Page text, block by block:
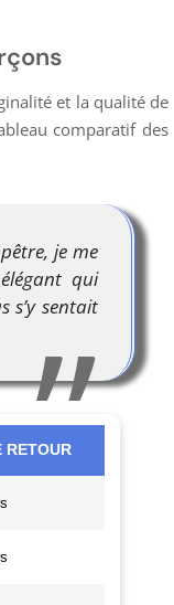
et la qualité de
comparatif des
je me
qui
s’y sentait
RETOUR